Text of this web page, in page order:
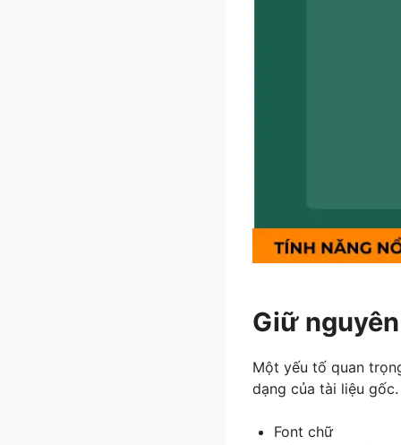
Giữ
Một yếu tố quan
dạng của tài liệu
Font chữ